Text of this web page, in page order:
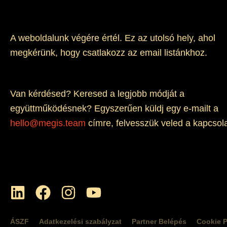
A weboldalunk végére értél. Ez az utolsó hely, ahol
megkérünk, hogy csatlakozz az email listánkhoz.
Van kérdésed? Keresed a legjobb módját a
együttműködésnek? Egyszerűen küldj egy e-mailt a
hello@megis.team címre, felvesszük veled a
L
n
F
c
I
s
Y
u
ÁSZF Adatkezelési szabályzat Partner Belépés Cookie